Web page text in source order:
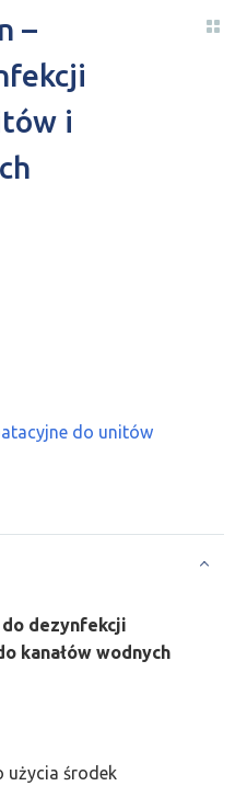
–
i
do unitów
dezynfekcji
kanałów wodnych
użycia środek